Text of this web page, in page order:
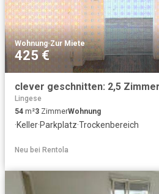
Wohnung·Zur Miete
425 €
Lingese
54 m²3 ZimmerWohnung
·Keller·Parkplatz·Trockenbereich
Neu bei Rentola